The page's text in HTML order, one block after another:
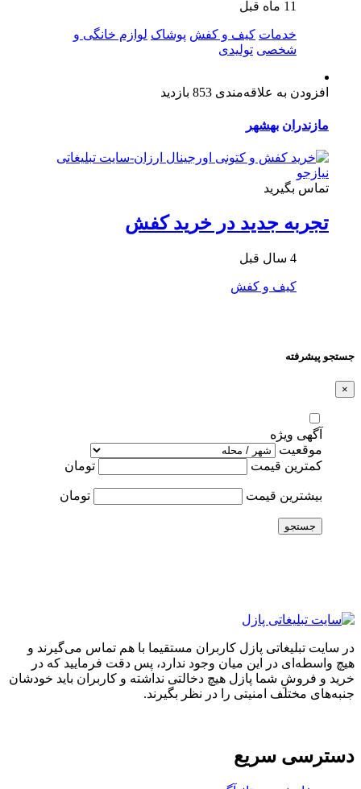
11 ماه قبل
خدمات کیف و کفش پوشاک لوازم خانگی و
شخصی تولیدی
افزودن به علاقه‌مندی 853 بازدید
مازندران بهشهر
تماس بگیرید
تجربه جدید در خرید کفش
4 سال قبل
کیف و کفش
جستجو پیشرفته
×
آگهی ویژه
موقعیت
کمترین قیمت
تومان
بیشترین قیمت تومان
جستجو
در سایت تبلیغاتی پازل کاربران مستقیما با هم تماس می‌گیرند و
هیچ واسطه‌ای در این میان وجود ندارد، پس دقت فرمایید که در
خرید و فروشِ شما پازل هیچ دخالتی نداشته و کاربران باید خودشان
جنبه‌های مختلف امنیتی را در نظر بگیرند.
دسترسی سریع